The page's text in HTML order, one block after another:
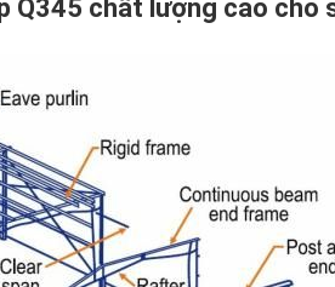
Q345 chất lượng cao cho